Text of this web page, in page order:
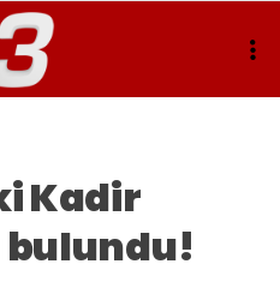
Kadir
bulundu!